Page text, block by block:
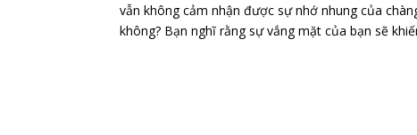
vẫn không cảm nhận được sự nhớ nhung của
không? Bạn nghĩ rằng sự vắng mặt của bạn sẽ